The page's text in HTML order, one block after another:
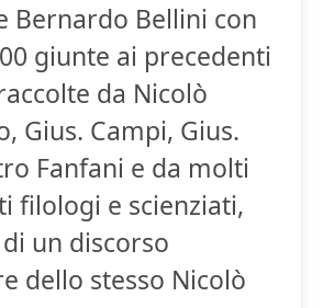
Bernardo Bellini con
giunte ai precedenti
da Nicolò
Gius. Campi, Gius.
Fanfani e da molti
filologi e scienziati,
un discorso
dello stesso Nicolò